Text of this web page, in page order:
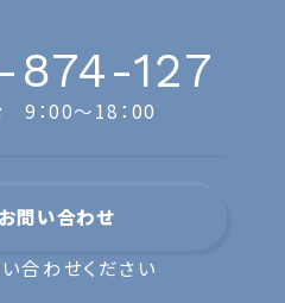
874-127
9：00〜18：00
問い合わせ
合わせください